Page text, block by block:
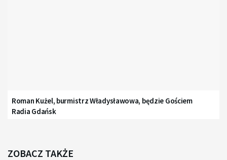
Roman Kużel, burmistrz Władysławowa, będzie Gościem
Radia Gdańsk
ZOBACZ TAKŻE